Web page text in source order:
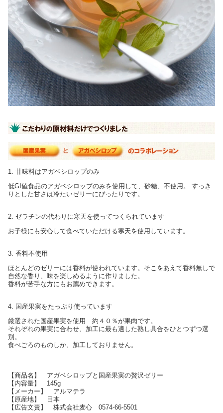
1. 甘味料はアガベシロップのみ
低GI値食品のアガベシロップのみを使用して、砂糖、不使用。 すっき
りとした甘さは冷たいゼリーにぴったりです。
2. ゼラチンの代わりに寒天を使ってつくられています
お子様にも安心して食べていただける寒天を使用しています。
3. 香料不使用
ほとんどのゼリーには香料が使われています。そこをあえて香料無しで
自然な香り、味を楽しめるように作りました。
香料が苦手な方にもお薦めできます。
4. 国産果実をたっぷり使っています
厳選された国産果実を使用 約４０％が果肉です。
それぞれの果実に合わせ、加工に最も適した熟し具合をひとつずつ選
別。
食べごろのものしか、加工しておりません。
【商品名】 アガベシロップと国産果実の贅沢ゼリー
【内容量】 145g
【メーカー】 アルマテラ
【原産地】 日本
【広告文責】 株式会社麦心 0574-66-5501